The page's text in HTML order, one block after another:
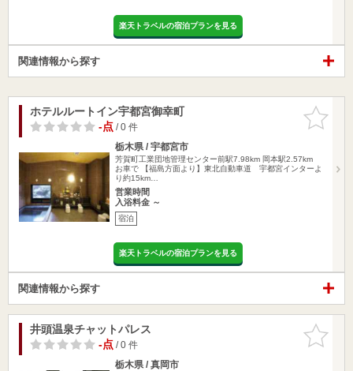
楽天トラベルの宿泊プランを見る
関連情報から探す
お気に入
りに追加
ホテルルートイン宇都宮御幸町
-点/ 0 件
栃木県 / 宇都宮市
芳賀町工業団地管理センター前駅7.98km 岡本駅2.57km
お車で 【福島方面より】東北自動車道 宇都宮インターよ
り約15km…
営業時間
入浴料金 ～
宿泊
楽天トラベルの宿泊プランを見る
関連情報から探す
お気に入
りに追加
井頭温泉チャットパレス
-点/ 0 件
栃木県 / 真岡市